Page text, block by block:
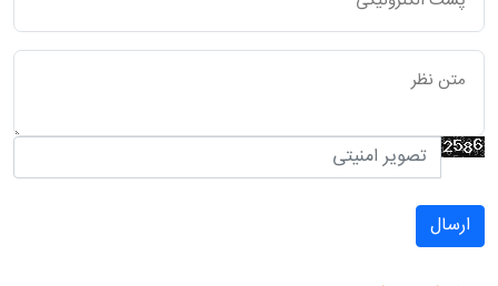
ارسال